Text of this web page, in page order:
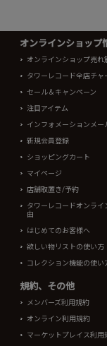
オンラインショップ
オンラインショップ売れ
タワーレコード全店チャ
セール＆キャンペーン
注目アイテム
インフォメーションメー
新規会員登録
ショッピングカート
マイページ
店舗取置き/予約
タワーレコードオンライ
由
はじめてのお客様へ
欲しい物リストの使い方
コレクション機能の使い
規約、その他
メンバーズ利用規約
オンライン利用規約
マーケットプレイス利用